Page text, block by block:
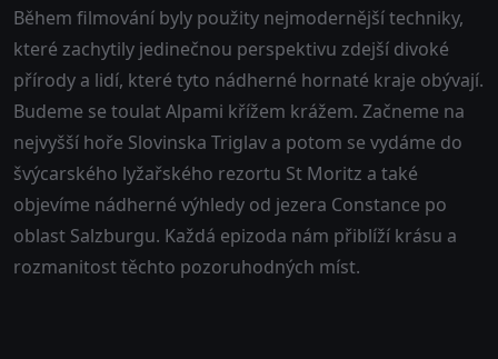
Během filmování byly použity nejmodernější techniky,
které zachytily jedinečnou perspektivu zdejší divoké
přírody a lidí, které tyto nádherné hornaté kraje obývají.
Budeme se toulat Alpami křížem krážem. Začneme na
nejvyšší hoře Slovinska Triglav a potom se vydáme do
švýcarského lyžařského rezortu St Moritz a také
objevíme nádherné výhledy od jezera Constance po
oblast Salzburgu. Každá epizoda nám přiblíží krásu a
rozmanitost těchto pozoruhodných míst.